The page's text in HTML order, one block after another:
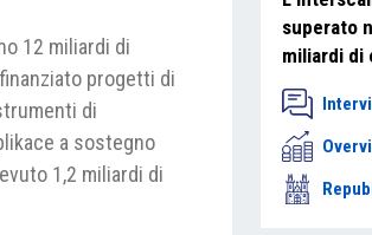
12 miliardi di
progetti di
di
a sostegno
1,2 miliardi di
superato
miliardi di